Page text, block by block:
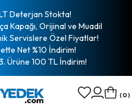
Deterjan Stokta!
Kapağı, Orijinal ve Muadil
Servislere Özel Fiyatlar!
Net %10 İndirim!
Ürüne 100 TL İndirim!
0